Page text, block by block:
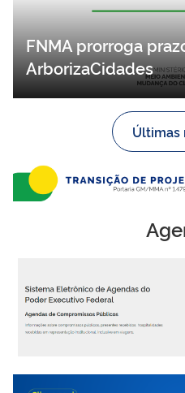
FNMA prorroga
ArborizaCidades
Últimas